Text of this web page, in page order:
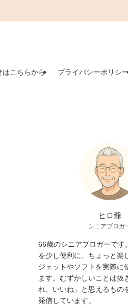
はこちらから プライバシーポリシ
ヒロ爺
シニアブロガ
66歳のシニアブロガーです
を少し便利に、ちょっと楽
ジェットやソフトを実際に
ます。むずかしいことは抜
れ、いいね」と思えるもの
発信しています。